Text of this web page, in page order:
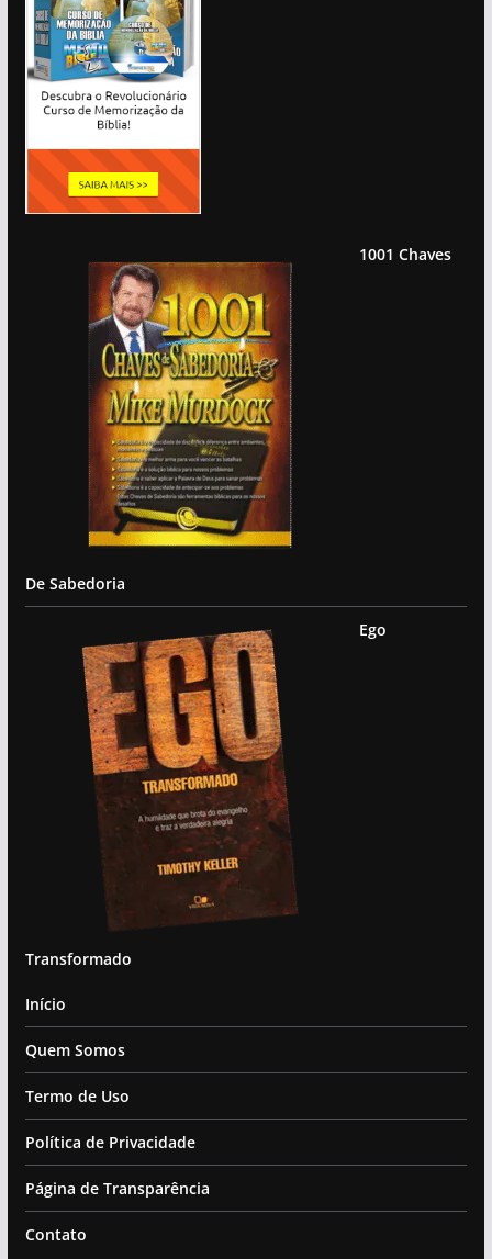
1001 Chaves
De Sabedoria
Ego
Transformado
Início
Quem Somos
Termo de Uso
Política de Privacidade
Página de Transparência
Contato